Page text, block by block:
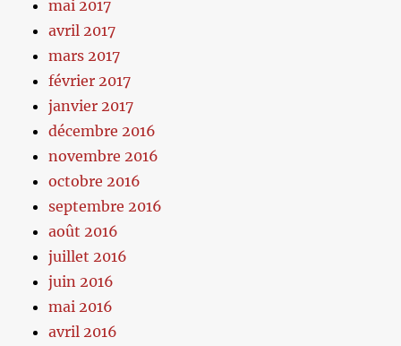
mai 2017
avril 2017
mars 2017
février 2017
janvier 2017
décembre 2016
novembre 2016
octobre 2016
septembre 2016
août 2016
juillet 2016
juin 2016
mai 2016
avril 2016